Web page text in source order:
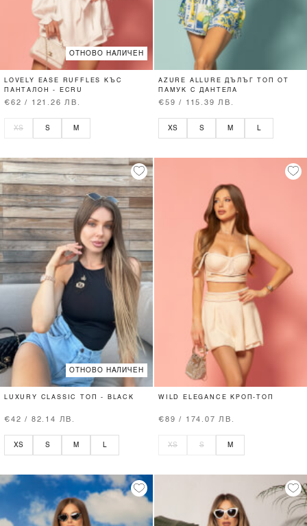
ОТНОВО НАЛИЧЕН
LOVELY EASE RUFFLES КЪС
ПАНТАЛОН - ECRU
€62 / 121.26 ЛВ.
XS S M
AZURE ALLURE ДЪЛЪГ ТОП ОТ
ПАМУК С ДАНТЕЛА
€59 / 115.39 ЛВ.
XS S M
ОТНОВО НАЛИЧЕН
LUXURY CLASSIC ТОП - BLACK
€42 / 82.14 ЛВ.
XS S M L
WILD ELEGANCE КРОП-ТОП
€89 / 174.07 ЛВ.
XS S M